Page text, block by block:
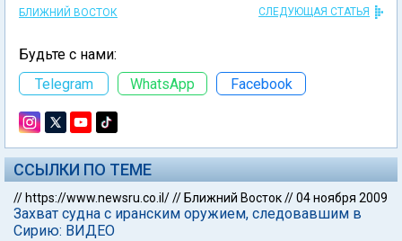
БЛИЖНИЙ ВОСТОК СЛЕДУЮЩАЯ СТАТЬЯ
Будьте с нами:
Telegram
WhatsApp Facebook
ССЫЛКИ ПО ТЕМЕ
// https://www.newsru.co.il/// Ближний Восток//04 ноября 2009
Захват судна с иранским оружием, следовавшим в
Сирию: ВИДЕО